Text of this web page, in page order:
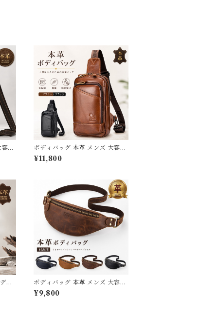
量
ダ
ー
料
ボディバッグ 本革 メンズ 大容量
レザー 小さめ 革 ワンショルダー
バッグ 斜めがけ かっこいい ブラ
バッグ バック カバン 鞄 かばん
大きめ 旅行 アウトドア ギフト プ
レゼント 父の日 3Qee 351025_
¥11,800
ィ
イ
ャ
ボディバッグ 本革 メンズ 大容量
ウェストポーチ 厚手牛革 オイル
レザー レザー 斜めがけ ワンショ
¥9,800